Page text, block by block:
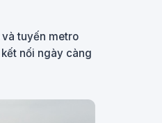
tuyến metro
nối ngày càng